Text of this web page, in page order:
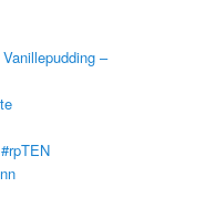
–